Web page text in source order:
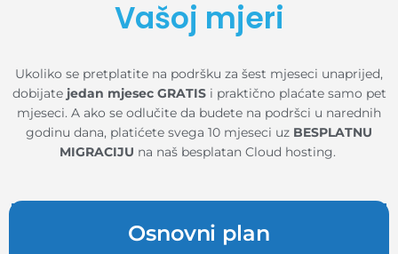
Vašoj mjeri
Ukoliko se pretplatite na podršku za šest mjeseci unaprijed,
dobijate jedan mjesec GRATISi praktično plaćate samo pet
mjeseci. A ako se odlučite da budete na podršci u narednih
godinu dana, platićete svega 10 mjeseci uz BESPLATNU
MIGRACIJU na naš besplatan Cloud hosting.
Osnovni plan